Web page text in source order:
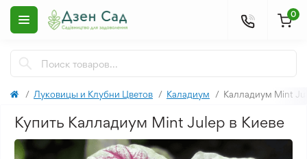
0
Луковицы и Клубни Цветов Каладиум Калладиум Mint
Купить Калладиум Mint Julep в Киеве